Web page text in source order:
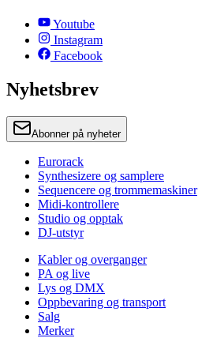
Youtube
Instagram
Facebook
Nyhetsbrev
Abonner på nyheter
Eurorack
Synthesizere og samplere
Sequencere og trommemaskiner
Midi-kontrollere
Studio og opptak
DJ-utstyr
Kabler og overganger
PA og live
Lys og DMX
Oppbevaring og transport
Salg
Merker